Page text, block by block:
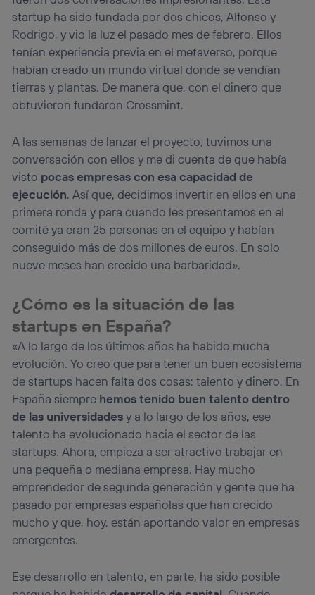
startup ha sido fundada por dos chicos, Alfonso y
Rodrigo, y vio la luz el pasado mes de febrero. Ellos
tenían experiencia previa en el metaverso, porque
habían creado un mundo virtual donde se vendían
tierras y plantas. De manera que, con el dinero que
obtuvieron fundaron Crossmint.
A las semanas de lanzar el proyecto, tuvimos una
conversación con ellos y me di cuenta de que había
visto pocas empresas con esa capacidad de
ejecución. Así que, decidimos invertir en ellos en una
primera ronda y para cuando les presentamos en el
comité ya eran 25 personas en el equipo y habían
conseguido más de dos millones de euros. En solo
nueve meses han crecido una barbaridad».
¿Cómo es la situación de las
startups en España?
«A lo largo de los últimos años ha habido mucha
evolución. Yo creo que para tener un buen ecosistema
de startups hacen falta dos cosas: talento y dinero. En
España siempre hemos tenido buen talento dentro
de las universidadesy a lo largo de los años, ese
talento ha evolucionado hacia el sector de las
startups. Ahora, empieza a ser atractivo trabajar en
una pequeña o mediana empresa. Hay mucho
emprendedor de segunda generación y gente que ha
pasado por empresas españolas que han crecido
mucho y que, hoy, están aportando valor en empresas
emergentes.
Ese desarrollo en talento, en parte, ha sido posible